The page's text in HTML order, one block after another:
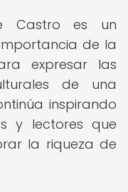
Castro es un
de la
expresar las
de una
inspirando
y lectores que
la riqueza de